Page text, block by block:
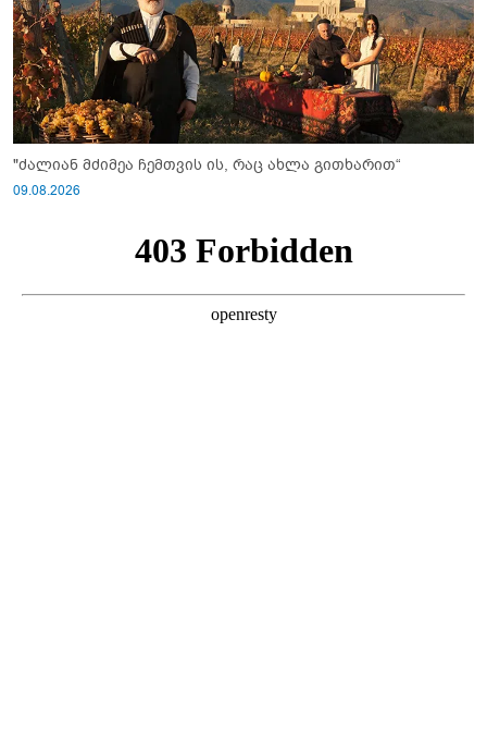
"ძალიან მძიმეა ჩემთვის ის, რაც ახლა გითხარით“
09.08.2026